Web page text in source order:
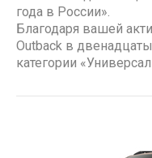
года в России».
Благодаря вашей
Outback в
категории